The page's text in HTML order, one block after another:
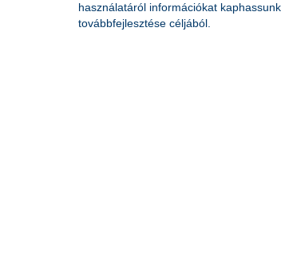
index legfrissebb kutatásából. A cégek
használatáról információkat
továbbfejlesztése céljából.